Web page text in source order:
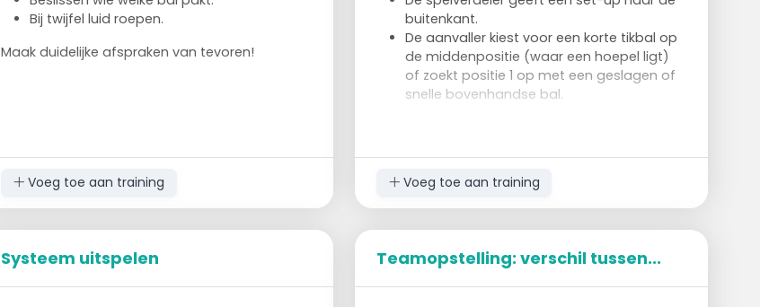
Bij twijfel luid roepen.
Maak duidelijke afspraken van tevoren!
Voeg toe aan training
buitenkant.
De aanvaller kiest voor een korte tikbal op
de middenpositie (waar een hoepel ligt)
of zoekt positie 1 op met een geslagen of
snelle bovenhandse bal.
Voeg toe aan training
Systeem uitspelen Teamopstelling: verschil tussen...